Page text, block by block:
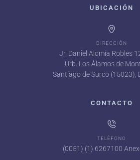
UBICACIÓN
DIRECCIÓN
Jr. Daniel Alomía Robles
Urb. Los Álamos de
Santiago de Surco (15023),
CONTACTO
TELÉFONO
(0051) (1) 6267100